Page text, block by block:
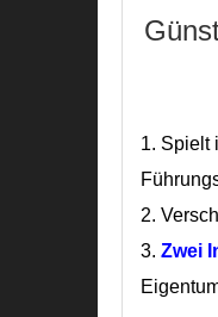
1. Spielt
2.
3. Zwei